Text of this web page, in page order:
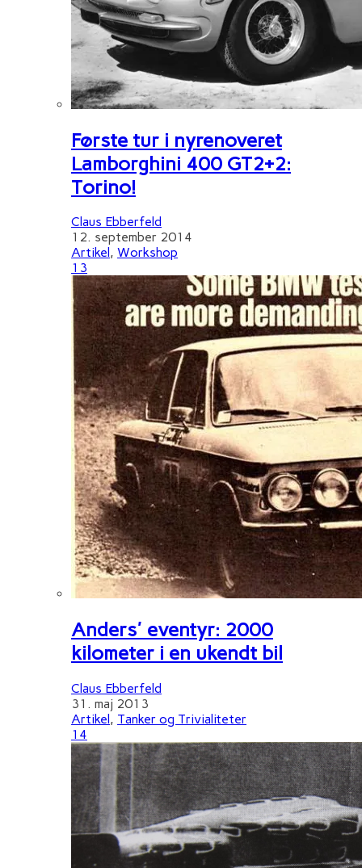
Første tur i nyrenoveret
Lamborghini 400 GT2+2:
Torino!
Claus Ebberfeld
12. september 2014
Artikel , Workshop
13
Anders' eventyr: 2000
kilometer i en ukendt bil
Claus Ebberfeld
31. maj 2013
Artikel , Tanker og Trivialiteter
14